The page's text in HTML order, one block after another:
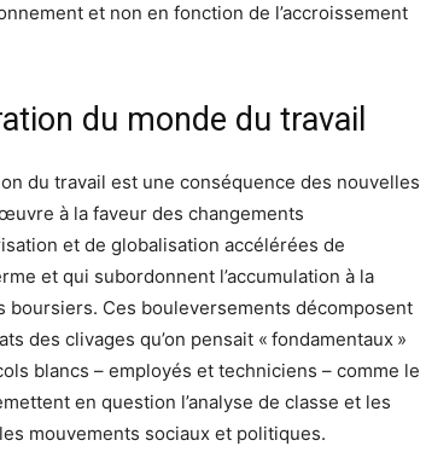
et non en fonction de l’accroissement
du monde du travail
du travail est une conséquence des nouvelles
à la faveur des changements
et de globalisation accélérées de
et qui subordonnent l’accumulation à la
Ces bouleversements décomposent
des clivages qu’on pensait « fondamentaux »
blancs – employés et techniciens – comme le
en question l’analyse de classe et les
mouvements sociaux et politiques.